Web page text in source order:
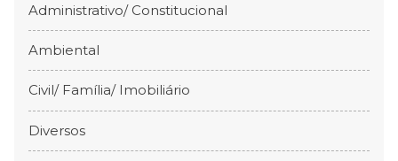
Administrativo/ Constitucional
Ambiental
Civil/ Família/ Imobiliário
Diversos